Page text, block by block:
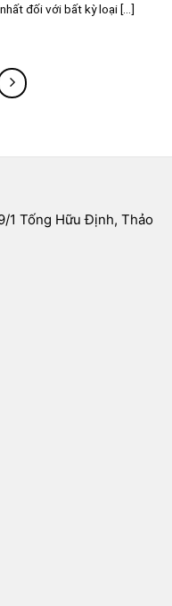
đối với bất kỳ loại [...]
1 Tống Hữu Định, Thảo